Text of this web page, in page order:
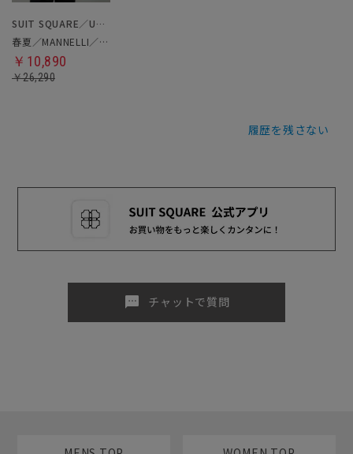
SUIT SQUARE／UNIVERSAL LANGUAGE
春夏／MANNELLI／ジャケット
￥10,890
￥26,290
履歴を残さない
sms チャットで質問